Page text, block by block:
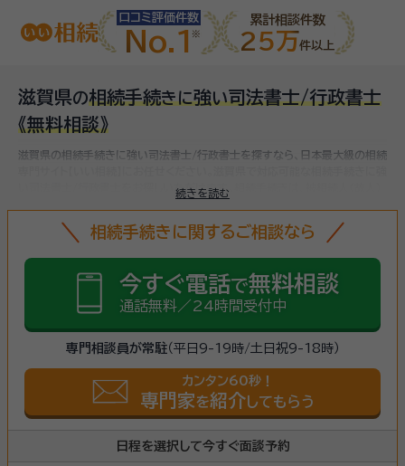
口コミ評価件数
No.1
累計相談件数
25万件以上
滋賀県の相続手続き に強い司法書士/行政書士
《無料相談》
続きを読む
滋賀県の相続手続きに強い司法書士/行政書士を探すなら、日本最大級の相続
い司法書士/行政書士をお探しいただけます。
の確認、遺産分割協議、相続財産の名義変更、相続税の申告・納税（相続財産が
基礎控除額を超えていた場合）など多岐に渡るため、相続手続きに強い専門家
相続手続きに関するご相談なら
今すぐ電話で無料相談
通話無料／24時間受付中
専門相談員が常駐（平日9-19時/土日祝9-18時）
カンタン60秒！
専門家を紹介 してもらう
日程を選択して今すぐ面談予約